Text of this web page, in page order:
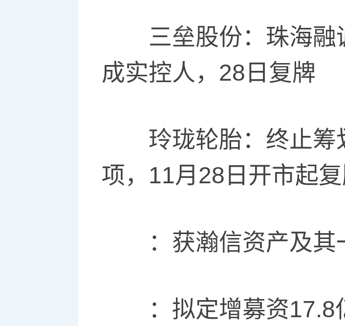
三垒股份：珠海融
成实控人，28日复牌
玲珑轮胎：终止筹
项，11月28日开市起
：获瀚信资产及其
：拟定增募资17.8